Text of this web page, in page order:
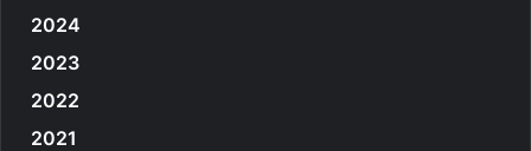
2024
2023
2022
2021